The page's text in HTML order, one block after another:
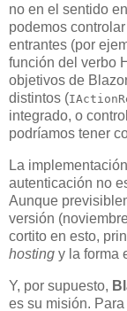
no en el sentido
podemos
entrantes (por
función del verbo
objetivos de
distintos (
integrado, o
podríamos tener
La
autenticación no
Aunque
versión
cortito en esto,
hosting y la forma
Y, por supuesto,
es su misión.